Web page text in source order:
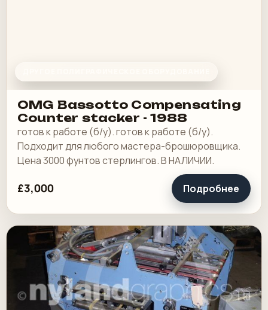
OMG Bassotto Compensating
Counter stacker - 1988
готов к работе (б/у). готов к работе (б/у).
Подходит для любого мастера-брошюровщика.
Цена 3000 фунтов стерлингов. В НАЛИЧИИ.
£3,000 Подробнее